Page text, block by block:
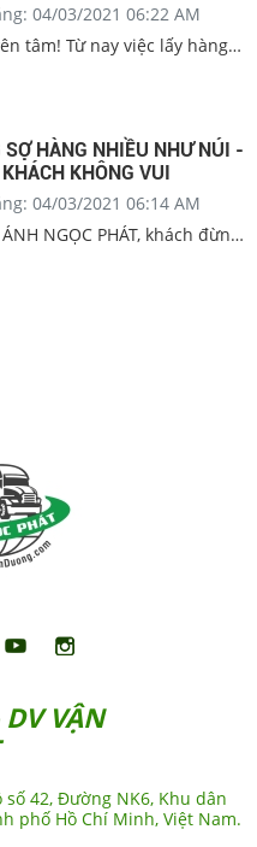
04/03/2021 06:22 AM
tâm! Từ nay việc lấy hàng,
SỢ HÀNG NHIỀU NHƯ NÚI -
KHÔNG VUI
04/03/2021 06:14 AM
NGỌC PHÁT, khách đừng
VẬN
42, Đường NK6, Khu dân
phố Hồ Chí Minh, Việt Nam.